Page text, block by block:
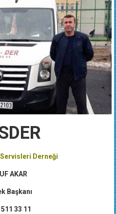
Derneği
AKAR
Başkanı
33 11